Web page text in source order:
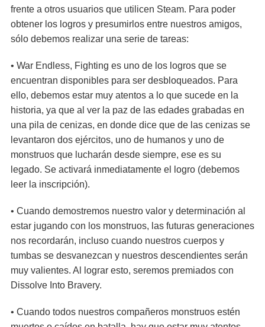
frente a otros usuarios que utilicen Steam. Para poder
obtener los logros y presumirlos entre nuestros amigos,
sólo debemos realizar una serie de tareas:
• War Endless, Fighting es uno de los logros que se
encuentran disponibles para ser desbloqueados. Para
ello, debemos estar muy atentos a lo que sucede en la
historia, ya que al ver la paz de las edades grabadas en
una pila de cenizas, en donde dice que de las cenizas se
levantaron dos ejércitos, uno de humanos y uno de
monstruos que lucharán desde siempre, ese es su
legado. Se activará inmediatamente el logro (debemos
leer la inscripción).
• Cuando demostremos nuestro valor y determinación al
estar jugando con los monstruos, las futuras generaciones
nos recordarán, incluso cuando nuestros cuerpos y
tumbas se desvanezcan y nuestros descendientes serán
muy valientes. Al lograr esto, seremos premiados con
Dissolve Into Bravery.
• Cuando todos nuestros compañeros monstruos estén